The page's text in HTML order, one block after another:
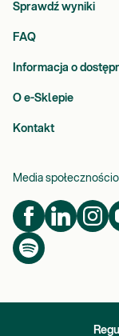
Sprawdź wyniki
FAQ
Informacja o
O e-Sklepie
Kontakt
Media